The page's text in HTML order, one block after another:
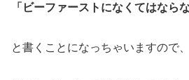
「ビーファーストになくてはなら
と書くことになっちゃいますので